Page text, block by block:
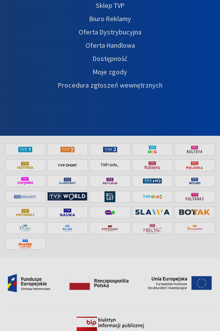
Sklep TVP
Biuro Reklamy
Oferta Dystrybucyjna
Oferta Handlowa
Dostępność
Moje zgody
Procedura zgłoszeń wewnętrznych